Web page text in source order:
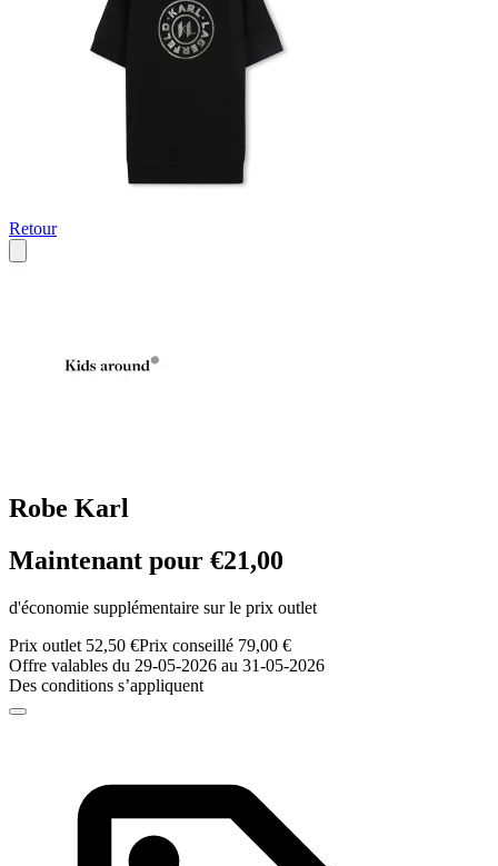
Retour
Robe Karl
Maintenant pour €21,00
d'économie supplémentaire sur le prix outlet
Prix outlet 52,50 €Prix conseillé 79,00 €
Offre valables du 29-05-2026 au 31-05-2026
Des conditions s’appliquent